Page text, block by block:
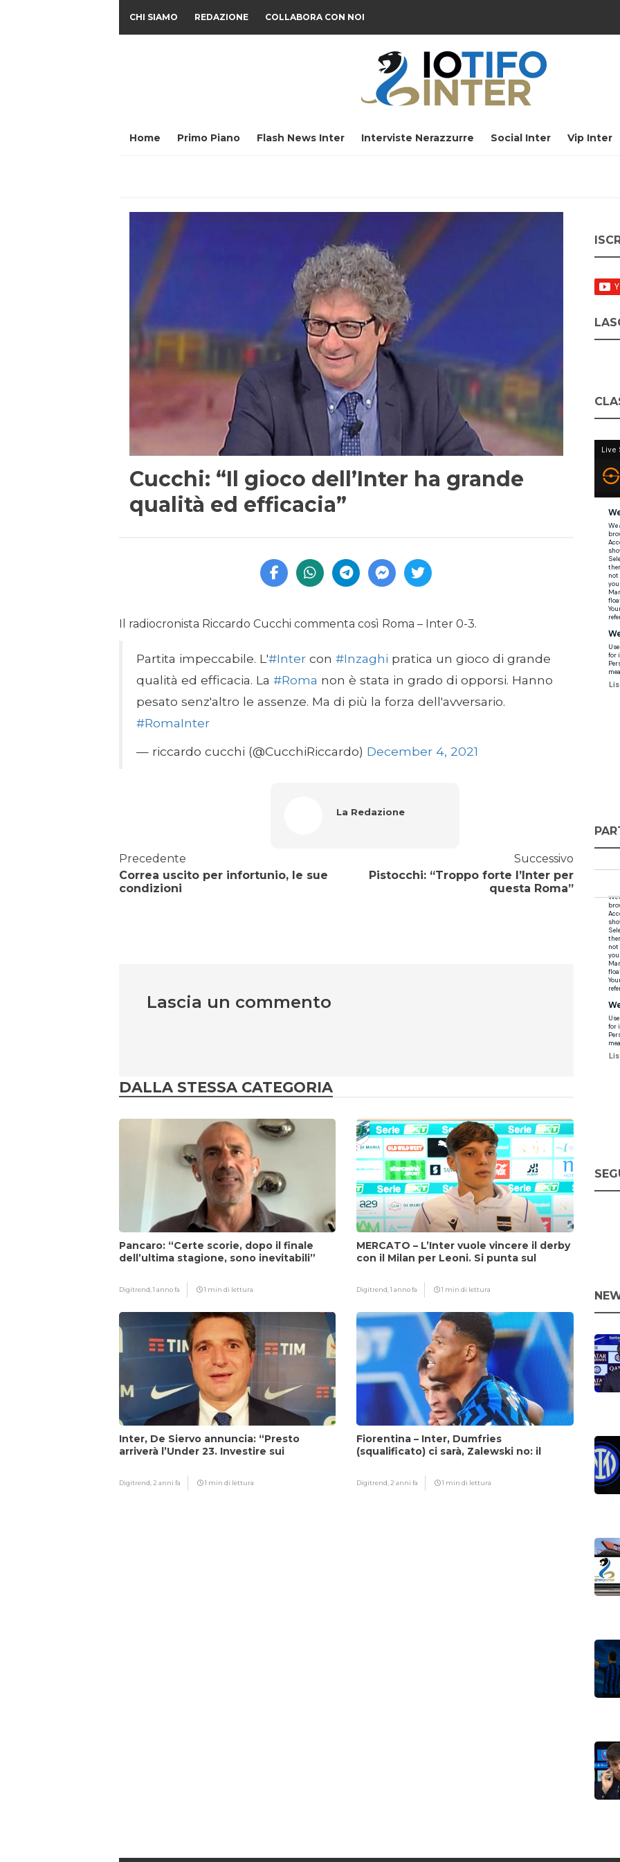
CHI SIAMO REDAZIONE COLLABORA CON NOI
Home Primo Piano Flash News Inter Interviste Nerazzurre Social Inter Vip Inter
Cucchi: “Il gioco dell’Inter ha grande
qualità ed efficacia”
Il radiocronista Riccardo Cucchi commenta così Roma – Inter 0-3.
Partita impeccabile. L'#Inter con #Inzaghi pratica un gioco di grande
qualità ed efficacia. La #Roma non è stata in grado di opporsi. Hanno
pesato senz'altro le assenze. Ma di più la forza dell'avversario.
#RomaInter
— riccardo cucchi (@CucchiRiccardo) December 4, 2021
La Redazione
Precedente
Correa uscito per infortunio, le sue
condizioni
Successivo
Pistocchi: “Troppo forte l’Inter per
questa Roma”
Lascia un commento
DALLA STESSA CATEGORIA
Pancaro: “Certe scorie, dopo il finale
dell’ultima stagione, sono inevitabili”
Digitrend,1 anno fa 1 min di lettura
MERCATO – L’Inter vuole vincere il derby
con il Milan per Leoni. Si punta sul
Digitrend,1 anno fa 1 min di lettura
Inter, De Siervo annuncia: “Presto
arriverà l’Under 23. Investire sui
Digitrend,2 anni fa 1 min di lettura
Fiorentina – Inter, Dumfries
(squalificato) ci sarà, Zalewski no: il
Digitrend,2 anni fa 1 min di lettura